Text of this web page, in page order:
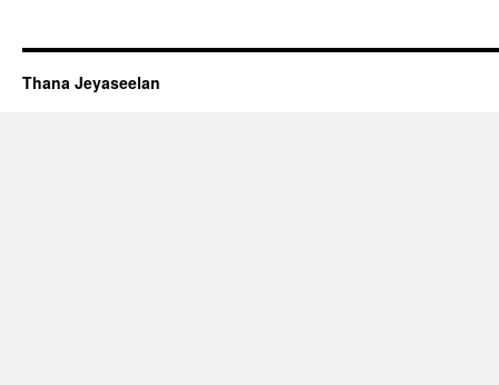
Thana Jeyaseelan